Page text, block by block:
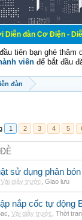
Điện - Diễn đàn Cơ
tiên bạn ghé
viên để bắt đầu
đàn
1 2 3 4 5
sử dụng phân
Vài giây trước Giao lưu
nắp cốc tự động
Vài giây trước Thời